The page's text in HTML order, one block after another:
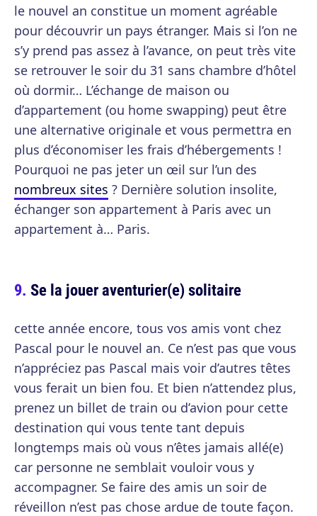
le nouvel an constitue un moment agréable
pour découvrir un pays étranger. Mais si l’on ne
s’y prend pas assez à l’avance, on peut très vite
se retrouver le soir du 31 sans chambre d’hôtel
où dormir… L’échange de maison ou
d’appartement (ou home swapping) peut être
une alternative originale et vous permettra en
plus d’économiser les frais d’hébergements !
Pourquoi ne pas jeter un œil sur l’un des
nombreux sites ? Dernière solution insolite,
échanger son appartement à Paris avec un
appartement à… Paris.
Se la jouer aventurier(e) solitaire
cette année encore, tous vos amis vont chez
Pascal pour le nouvel an. Ce n’est pas que vous
n’appréciez pas Pascal mais voir d’autres têtes
vous ferait un bien fou. Et bien n’attendez plus,
prenez un billet de train ou d’avion pour cette
destination qui vous tente tant depuis
longtemps mais où vous n’êtes jamais allé(e)
car personne ne semblait vouloir vous y
accompagner. Se faire des amis un soir de
réveillon n’est pas chose ardue de toute façon.